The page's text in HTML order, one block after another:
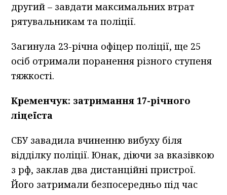
другий – завдати максимальних втрат
рятувальникам та поліції.
Загинула 23-річна офіцер поліції, ще 25
осіб отримали поранення різного ступеня
тяжкості.
Кременчук: затримання 17-річного
ліцеїста
СБУ завадила вчиненню вибуху біля
відділку поліції. Юнак, діючи за вказівкою
з рф, заклав два дистанційні пристрої.
Його затримали безпосередньо під час